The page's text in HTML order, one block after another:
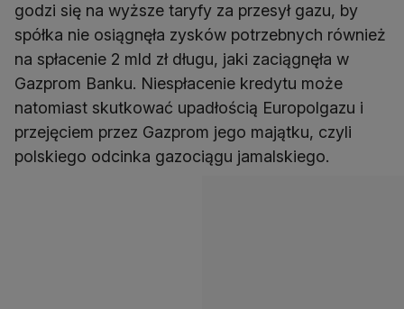
godzi się na wyższe taryfy za przesył gazu, by
spółka nie osiągnęła zysków potrzebnych również
na spłacenie 2 mld zł długu, jaki zaciągnęła w
Gazprom Banku. Niespłacenie kredytu może
natomiast skutkować upadłością Europolgazu i
przejęciem przez Gazprom jego majątku, czyli
polskiego odcinka gazociągu jamalskiego.